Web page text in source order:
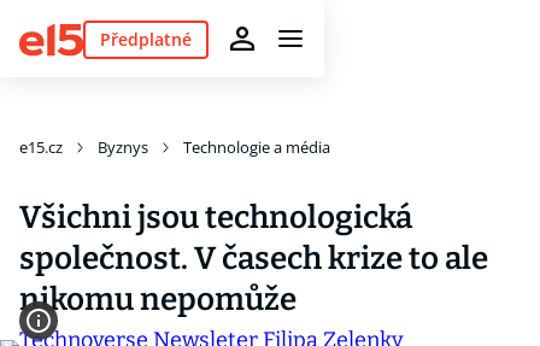
Předplatné
e15.cz Byznys Technologie a média
Všichni jsou technologická
společnost. V časech krize to ale
nikomu nepomůže